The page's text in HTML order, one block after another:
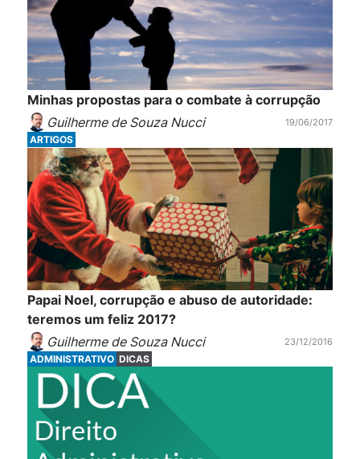
Minhas propostas para o combate à corrupção
Guilherme de Souza Nucci
19/06/2017
ARTIGOS
Papai Noel, corrupção e abuso de autoridade:
teremos um feliz 2017?
Guilherme de Souza Nucci
23/12/2016
ADMINISTRATIVO DICAS